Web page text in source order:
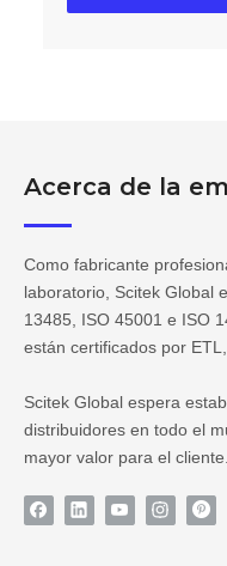
Acerca de la
Como fabricante
laboratorio, Scitek Global
13485, ISO 45001 e ISO
están certificados por
Scitek Global espera
distribuidores en todo el
mayor valor para el cliente.